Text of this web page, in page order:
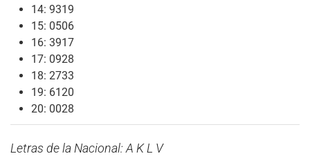
14: 9319
15: 0506
16: 3917
17: 0928
18: 2733
19: 6120
20: 0028
Letras de la Nacional: A K L V